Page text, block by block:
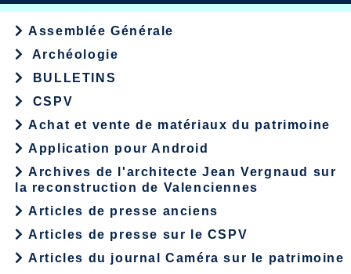
Assemblée Générale
Archéologie
BULLETINS
CSPV
Achat et vente de matériaux du patrimoine
Application pour Android
Archives de l'architecte Jean Vergnaud sur
la reconstruction de Valenciennes
Articles de presse anciens
Articles de presse sur le CSPV
Articles du journal Caméra sur le patrimoine